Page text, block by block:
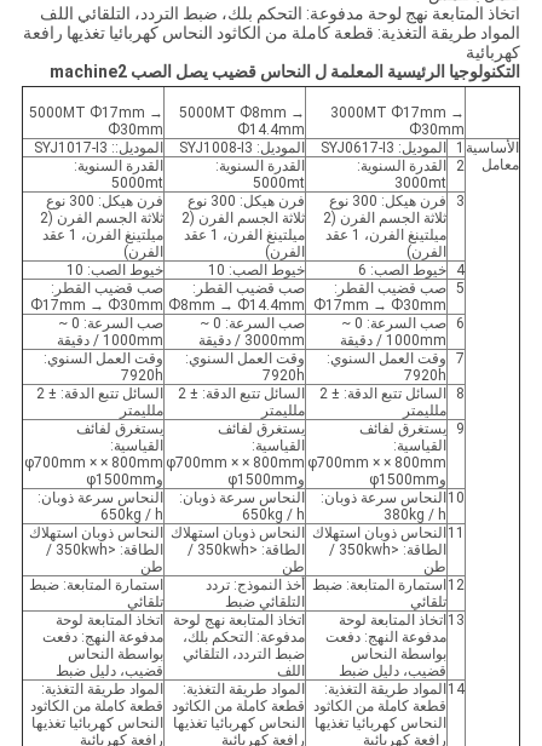
اتخاذ المتابعة نهج لوحة مدفوعة: التحكم بلك، ضبط التردد، التلقائي اللف
المواد طريقة التغذية: قطعة كاملة من الكاثود النحاس كهربائيا تغذيها رافعة
كهربائية
التكنولوجيا الرئيسية المعلمة ل النحاس قضيب يصل الصب machine2
3000MT Ф17mm →
Ф30mm
5000MT Ф8mm →
Ф14.4mm
5000MT Ф17mm →
Ф30mm
الأساسية
معامل
1 الموديل: SYJ0617-I3 الموديل: SYJ1008-I3
الموديل:: SYJ1017-I3
2
القدرة السنوية:
3000mt
القدرة السنوية:
5000mt
القدرة السنوية:
5000mt
3
فرن هيكل: 300 نوع
ثلاثة الجسم الفرن (2
ميلتينغ الفرن، 1 عقد
الفرن)
فرن هيكل: 300 نوع
ثلاثة الجسم الفرن (2
ميلتينغ الفرن، 1 عقد
الفرن)
فرن هيكل: 300 نوع
ثلاثة الجسم الفرن (2
ميلتينغ الفرن، 1 عقد
الفرن)
4
خيوط الصب: 6 خيوط الصب: 10
خيوط الصب: 10
5 صب قضيب القطر:
Ф17mm → Ф30mm
صب قضيب القطر:
Ф8mm → Ф14.4mm
صب قضيب القطر:
Ф17mm → Ф30mm
6
صب السرعة: 0 ~
1000mm / دقيقة
صب السرعة: 0 ~
3000mm / دقيقة
صب السرعة: 0 ~
1000mm / دقيقة
7
وقت العمل السنوي:
7920h
وقت العمل السنوي:
7920h
وقت العمل السنوي:
7920h
8
السائل تتبع الدقة: ± 2
ملليمتر
السائل تتبع الدقة: ± 2
ملليمتر
السائل تتبع الدقة: ± 2
ملليمتر
9
يستغرق لفائف
القياسية:
φ700mm × × 800mm
وφ1500mm
يستغرق لفائف
القياسية:
φ700mm × × 800mm
وφ1500mm
يستغرق لفائف
القياسية:
φ700mm × × 800mm
وφ1500mm
10 النحاس سرعة ذوبان:
380kg / h
النحاس سرعة ذوبان:
650kg / h
النحاس سرعة ذوبان:
650kg / h
11 النحاس ذوبان استهلاك
الطاقة: <350kwh /
طن
النحاس ذوبان استهلاك
الطاقة: <350kwh /
طن
النحاس ذوبان استهلاك
الطاقة: <350kwh /
طن
12 استمارة المتابعة: ضبط
تلقائي
أخذ النموذج: تردد
التلقائي ضبط
استمارة المتابعة: ضبط
تلقائي
13 اتخاذ المتابعة لوحة
مدفوعة النهج: دفعت
بواسطة النحاس
قضيب، دليل ضبط
اتخاذ المتابعة نهج لوحة
مدفوعة: التحكم بلك،
ضبط التردد، التلقائي
اللف
اتخاذ المتابعة لوحة
مدفوعة النهج: دفعت
بواسطة النحاس
قضيب، دليل ضبط
14 المواد طريقة التغذية:
قطعة كاملة من الكاثود
النحاس كهربائيا تغذيها
رافعة كهربائية
المواد طريقة التغذية:
قطعة كاملة من الكاثود
النحاس كهربائيا تغذيها
رافعة كهربائية
المواد طريقة التغذية:
قطعة كاملة من الكاثود
النحاس كهربائيا تغذيها
رافعة كهربائية